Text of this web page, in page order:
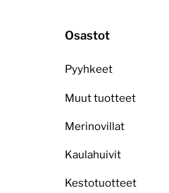
Osastot
Pyyhkeet
Muut tuotteet
Merinovillat
Kaulahuivit
Kestotuotteet